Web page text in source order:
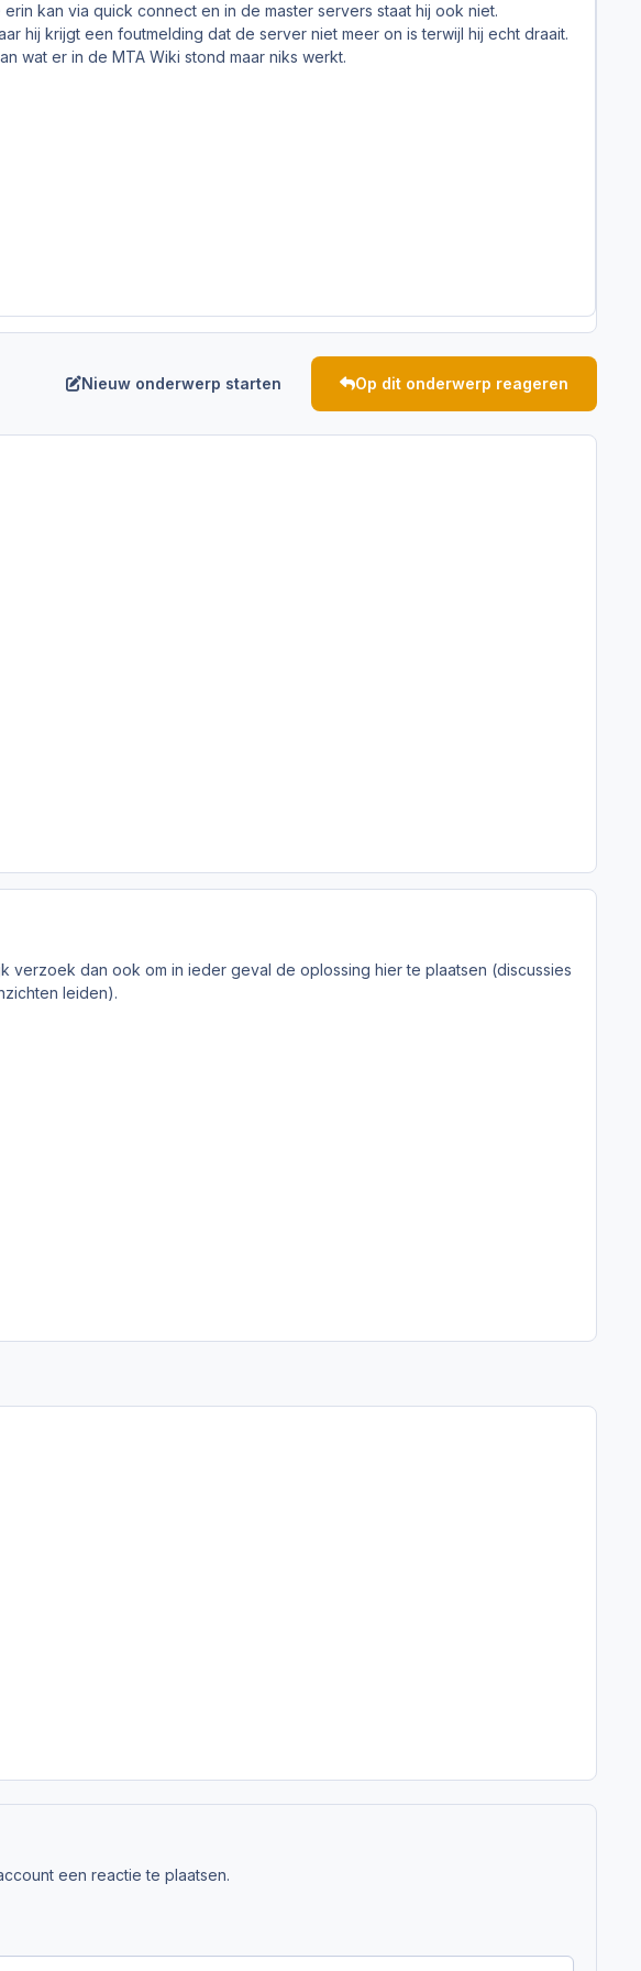
kan via quick connect en in de master servers staat hij ook niet.
hij krijgt een foutmelding dat de server niet meer on is terwijl hij echt draait.
wat er in de MTA Wiki stond maar niks werkt.
Nieuw onderwerp starten Op dit onderwerp reageren
verzoek dan ook om in ieder geval de oplossing hier te plaatsen (discussies
leiden).
een reactie te plaatsen.